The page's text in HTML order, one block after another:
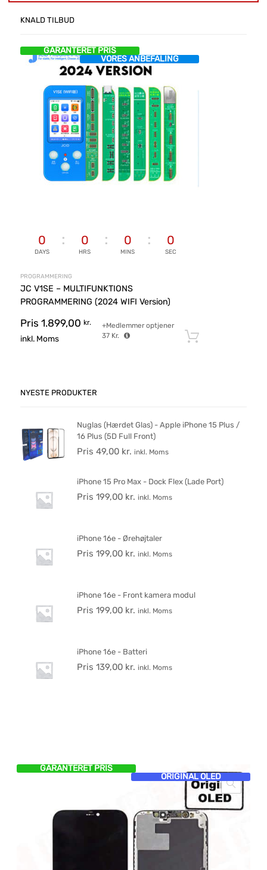
GARANTERET PRIS
ORIGINAL OLED
KNALD TILBUD
GARANTERET PRIS
VORES ANBEFALING
0
DAYS
0
HRS
0
MINS
0
SEC
PROGRAMMERING
JC V1SE – MULTIFUNKTIONS
PROGRAMMERING (2024 WIFI Version)
Pris 1.899,00 kr.
inkl. Moms
+Medlemmer optjener
37 Kr.
NYESTE PRODUKTER
Nuglas (Hærdet Glas) - Apple iPhone 15 Plus /
16 Plus (5D Full Front)
Pris 49,00 kr. inkl. Moms
iPhone 15 Pro Max - Dock Flex (Lade Port)
Pris 199,00 kr. inkl. Moms
iPhone 16e - Ørehøjtaler
Pris 199,00 kr. inkl. Moms
iPhone 16e - Front kamera modul
Pris 199,00 kr. inkl. Moms
iPhone 16e - Batteri
Pris 139,00 kr. inkl. Moms